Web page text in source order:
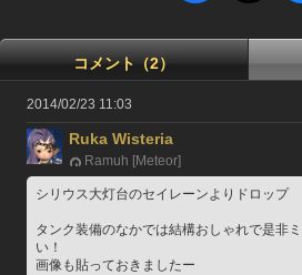
コメント（2）
2014/02/23 11:03
Ruka Wisteria
Ramuh [Meteor]
シリウス大灯台のセイレーンよりドロップ
タンク装備のなかでは結構おしゃれで是非
い！
画像も貼っておきましたー